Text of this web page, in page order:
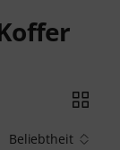
Beliebtheit